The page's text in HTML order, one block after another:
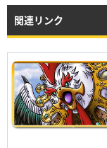
関連リンク